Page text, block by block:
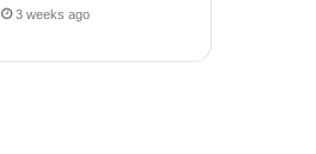
3 weeks ago